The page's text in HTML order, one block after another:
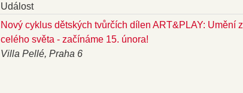
Událost
Nový cyklus dětských tvůrčích dílen ART&PLAY: Umění z
celého světa - začínáme 15. února!
Villa Pellé, Praha 6